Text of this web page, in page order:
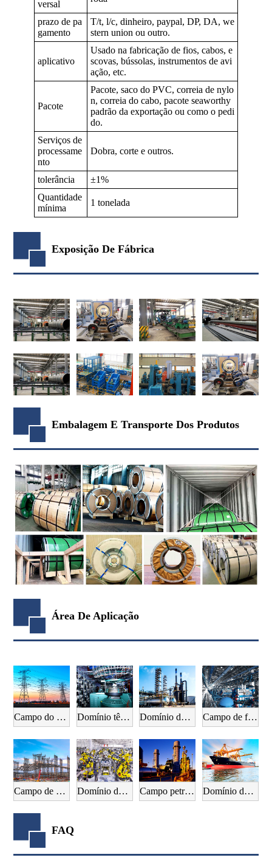
versal
prazo de pa
gamento
T/t, l/c, dinheiro, paypal, DP, DA, we
stern union ou outro.
aplicativo
Usado na fabricação de fios, cabos, e
scovas, bússolas, instrumentos de avi
ação, etc.
Pacote
Pacote, saco do PVC, correia de nylo
n, correia do cabo, pacote seaworthy
padrão da exportação ou como o pedi
do.
Serviços de
processame
nto
Dobra, corte e outros.
tolerância
±1%
Quantidade
mínima
1 tonelada
Exposição De Fábrica
Embalagem E Transporte Dos Produtos
Área De Aplicação
Campo do equipamento eléctrico Domínio têxtil Domínio da indústria química Campo de fabrico mecânico
Campo de construção Domínio da indústria automóvel Campo petrolífero Domínio da construção naval
FAQ